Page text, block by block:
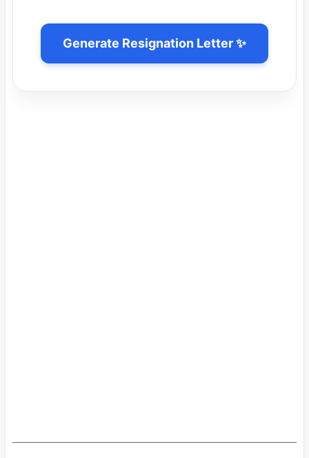
Generate Resignation Letter ✨